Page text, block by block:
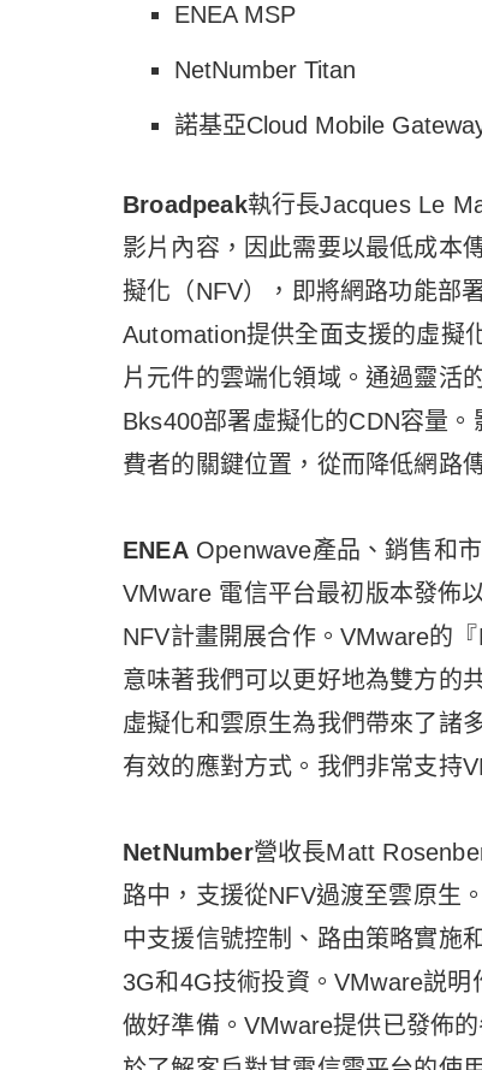
ENEA MSP
NetNumber Titan
諾基亞Cloud Mobile
Broadpeak執行長Jacques Le
影片內容，因此需要以最低成本
擬化（NFV），即將網路功能部
Automation提供全面支援的虛擬
片元件的雲端化領域。通過靈活
Bks400部署虛擬化的CDN容量
費者的關鍵位置，從而降低網路
ENEAOpenwave產品、銷售和
VMware 電信平台最初版本發佈
NFV計畫開展合作。VMware的
意味著我們可以更好地為雙方的
虛擬化和雲原生為我們帶來了諸
有效的應對方式。我們非常支持
NetNumber營收長Matt
路中，支援從NFV過渡至雲原生
中支援信號控制、路由策略實施
3G和4G技術投資。VMware説
做好準備。VMware提供已發佈